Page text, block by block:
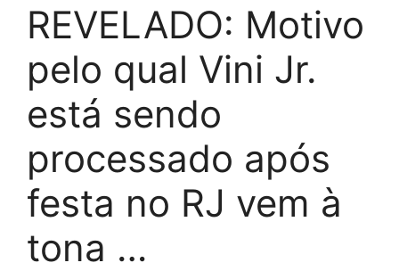
REVELADO: Motivo
pelo qual Vini Jr.
está sendo
processado após
festa no RJ vem à
tona …